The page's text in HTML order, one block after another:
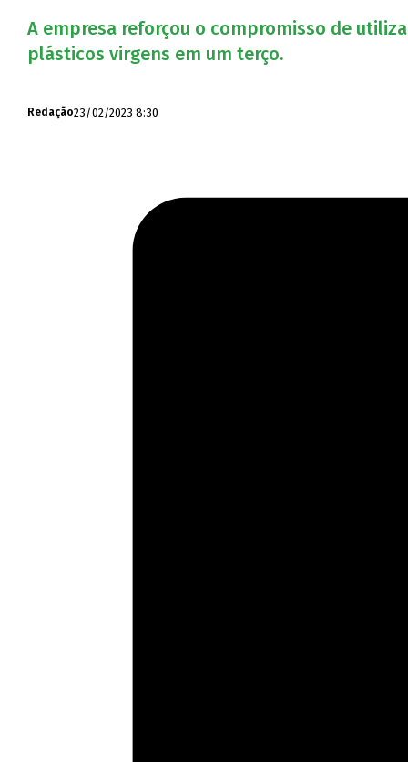
A empresa reforçou o compromisso de
plásticos virgens em um terço.
Redação23/02/2023 8:30